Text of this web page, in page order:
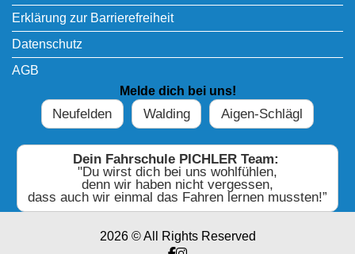
Erklärung zur Barrierefreiheit
Datenschutz
AGB
Melde dich bei uns!
Neufelden Walding Aigen-Schlägl
Dein Fahrschule PICHLER Team:
"Du wirst dich bei uns wohlfühlen,
denn wir haben nicht vergessen,
dass auch wir einmal das Fahren lernen mussten!”
2026 © All Rights Reserved